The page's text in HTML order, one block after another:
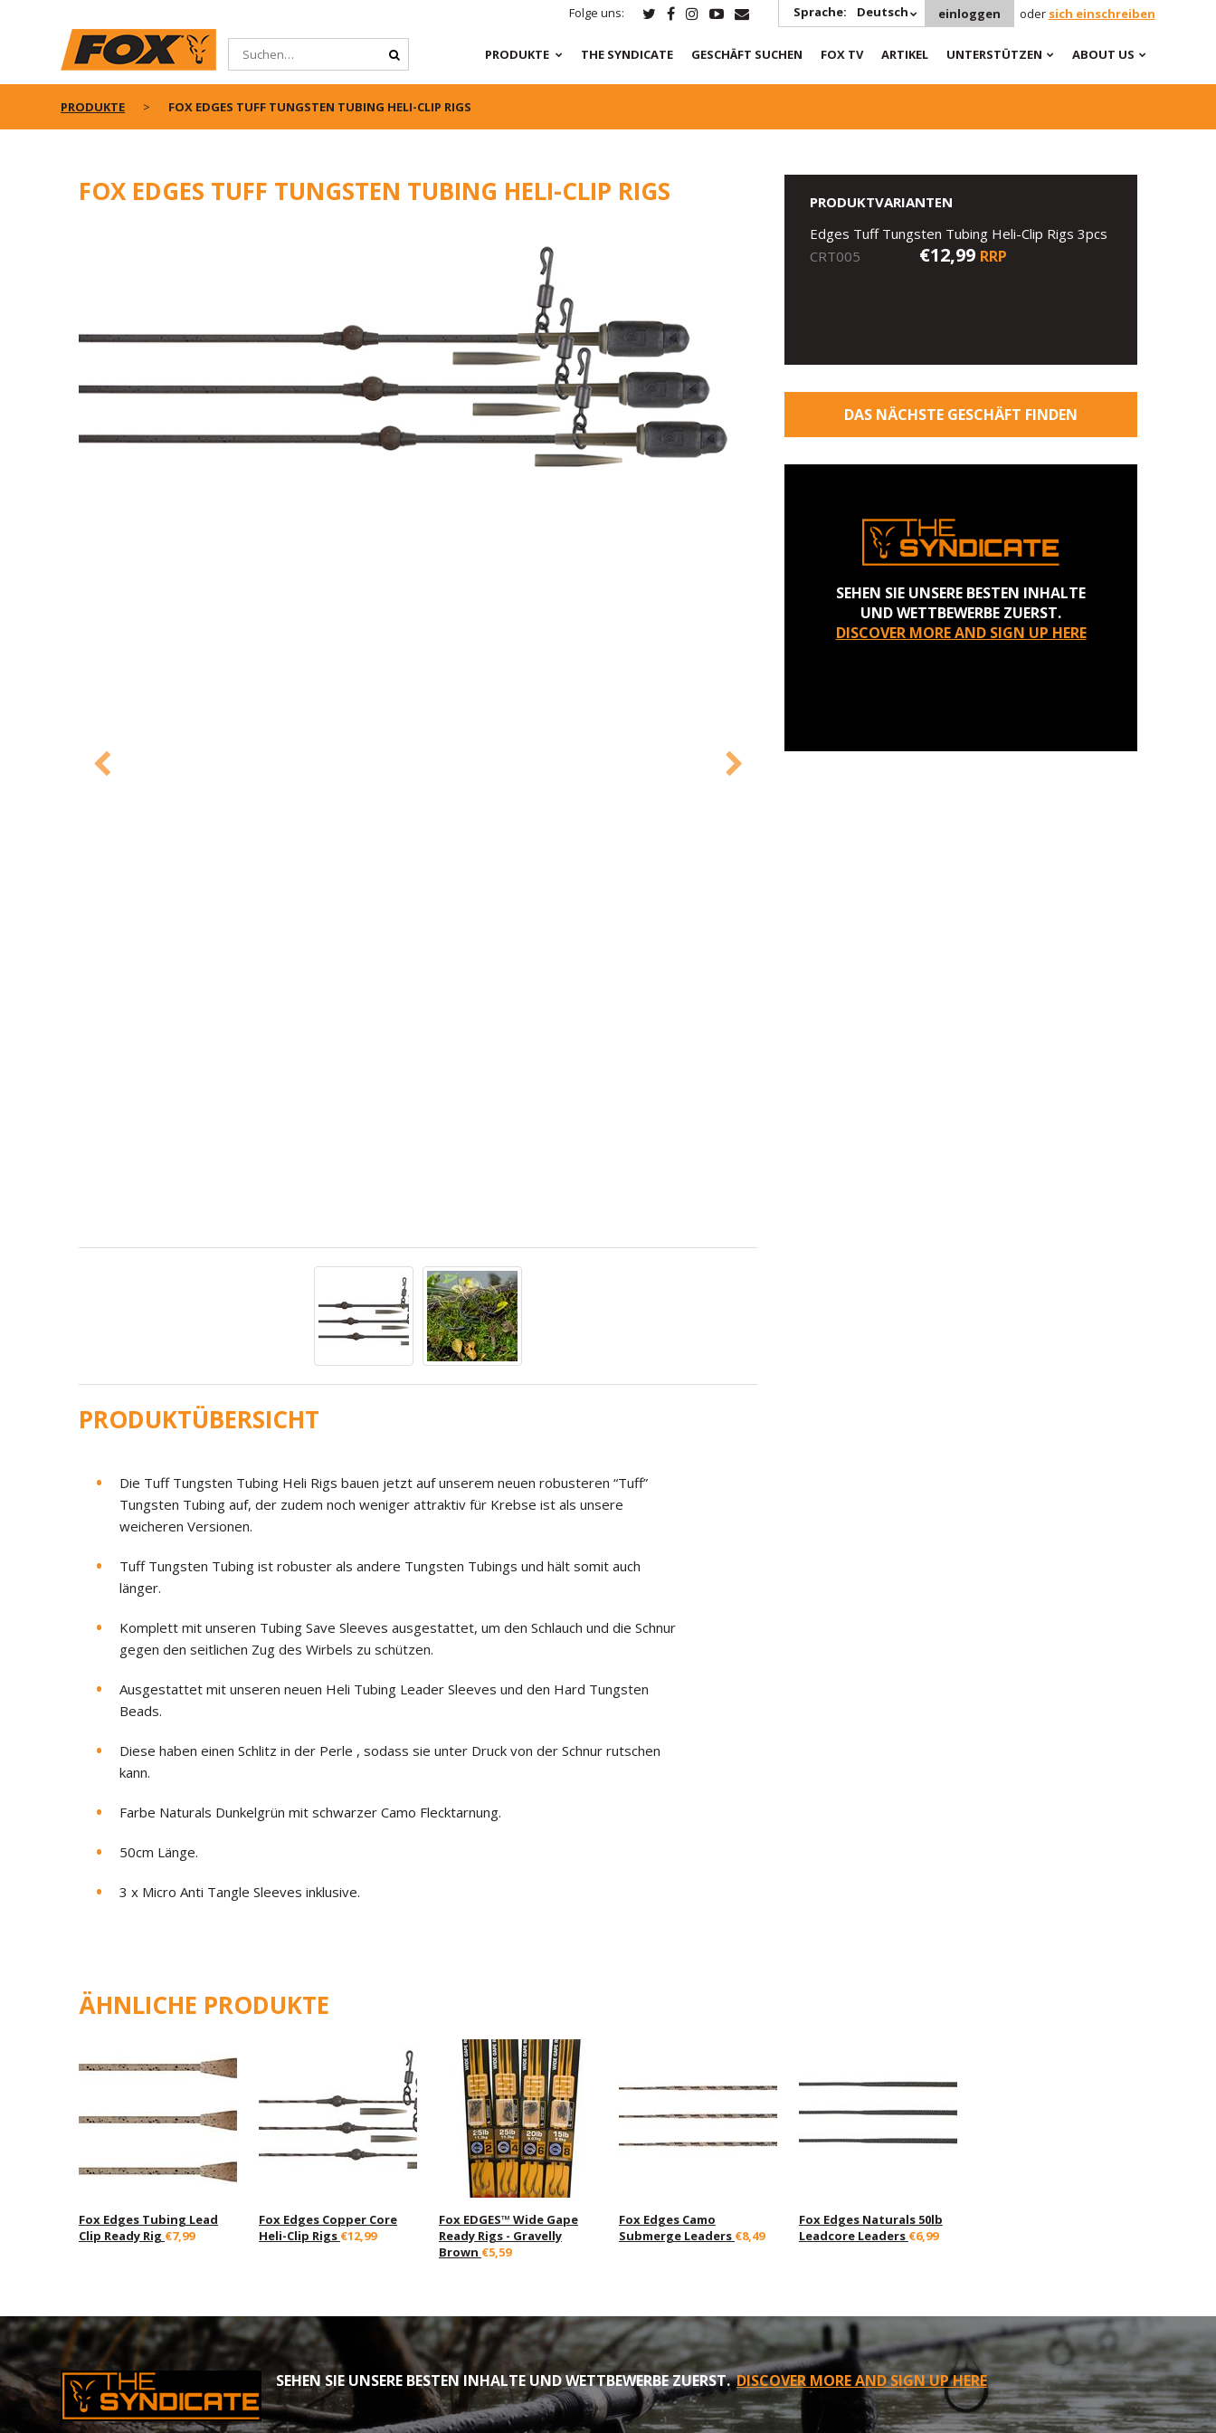
Folge uns: Sprache: Deutsch einloggen oder sich einschreiben
PRODUKTE THE SYNDICATE GESCHÄFT SUCHEN FOX TV ARTIKEL UNTERSTÜTZEN ABOUT US
PRODUKTE FOX EDGES TUFF TUNGSTEN TUBING HELI-CLIP RIGS
FOX EDGES TUFF TUNGSTEN TUBING HELI-CLIP RIGS
PRODUKTÜBERSICHT
Die Tuff Tungsten Tubing Heli Rigs bauen jetzt auf unserem neuen robusteren “Tuff”
Tungsten Tubing auf, der zudem noch weniger attraktiv für Krebse ist als unsere
weicheren Versionen.
Tuff Tungsten Tubing ist robuster als andere Tungsten Tubings und hält somit auch
länger.
Komplett mit unseren Tubing Save Sleeves ausgestattet, um den Schlauch und die Schnur
gegen den seitlichen Zug des Wirbels zu schützen.
Ausgestattet mit unseren neuen Heli Tubing Leader Sleeves und den Hard Tungsten
Beads.
Diese haben einen Schlitz in der Perle , sodass sie unter Druck von der Schnur rutschen
kann.
Farbe Naturals Dunkelgrün mit schwarzer Camo Flecktarnung.
50cm Länge.
3 x Micro Anti Tangle Sleeves inklusive.
PRODUKTVARIANTEN
Edges Tuff Tungsten Tubing Heli-Clip Rigs 3pcs
CRT005
€12,99 RRP
DAS NÄCHSTE GESCHÄFT FINDEN
SEHEN SIE UNSERE BESTEN INHALTE
UND WETTBEWERBE ZUERST.
DISCOVER MORE AND SIGN UP HERE
ÄHNLICHE PRODUKTE
Fox Edges Tubing Lead
Clip Ready Rig €7,99
Fox Edges Copper Core
Heli-Clip Rigs €12,99
Fox EDGES™ Wide Gape
Ready Rigs - Gravelly
Brown €5,59
Fox Edges Camo
Submerge Leaders €8,49
Fox Edges Naturals 50lb
Leadcore Leaders €6,99
SEHEN SIE UNSERE BESTEN INHALTE UND WETTBEWERBE ZUERST.DISCOVER MORE AND SIGN UP HERE